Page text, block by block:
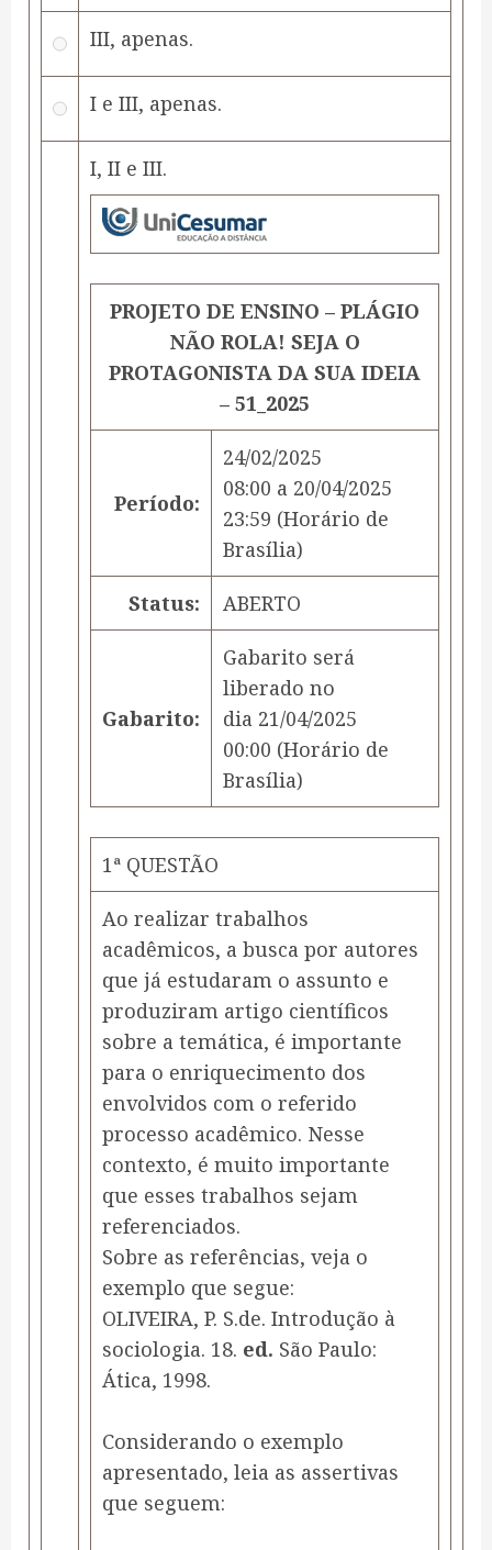
III, apenas.
I e III, apenas.
I, II e III.
PROJETO DE ENSINO – PLÁGIO
NÃO ROLA! SEJA O
PROTAGONISTA DA SUA IDEIA
– 51_2025
Período:
24/02/2025
08:00 a 20/04/2025
23:59 (Horário de
Brasília)
Status: ABERTO
Gabarito:
Gabarito será
liberado no
dia 21/04/2025
00:00 (Horário de
Brasília)
1ª QUESTÃO
Ao realizar trabalhos
acadêmicos, a busca por autores
que já estudaram o assunto e
produziram artigo científicos
sobre a temática, é importante
para o enriquecimento dos
envolvidos com o referido
processo acadêmico. Nesse
contexto, é muito importante
que esses trabalhos sejam
referenciados.
Sobre as referências, veja o
exemplo que segue:
OLIVEIRA, P. S.de. Introdução à
sociologia. 18. ed. São Paulo:
Ática, 1998.
Considerando o exemplo
apresentado, leia as assertivas
que seguem: